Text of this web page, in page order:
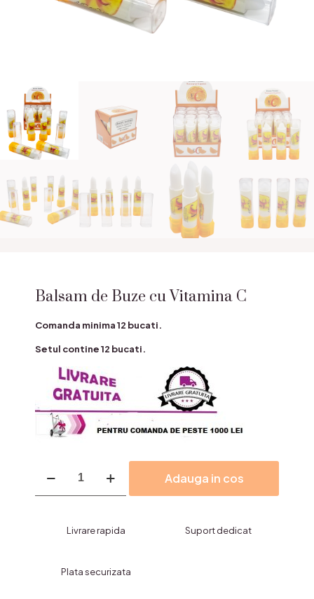
Balsam de Buze cu Vitamina C
Comanda minima 12 bucati.
Setul contine 12 bucati.
Balsam
de
Vitamina
Adauga in cos
Livrare rapida Suport dedicat
Plata securizata